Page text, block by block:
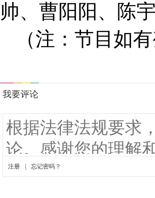
帅、曹阳阳、陈
（注：节目如